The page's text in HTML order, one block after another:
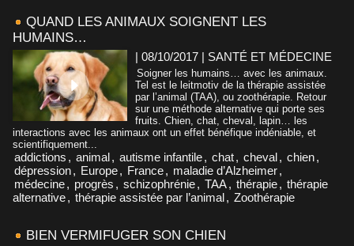
QUAND LES ANIMAUX SOIGNENT LES
HUMAINS…
| 08/10/2017 | SANTÉ ET MÉDECINE
Soigner les humains… avec les animaux.
Tel est le leitmotiv de la thérapie assistée
par l’animal (TAA), ou zoothérapie. Retour
sur une méthode alternative qui porte ses
fruits. Chien, chat, cheval, lapin… les
interactions avec les animaux ont un effet bénéfique indéniable, et
scientifiquement...
addictions , animal, autisme infantile, chat, cheval, chien,
dépression, Europe, France, maladie d’Alzheimer,
médecine, progrès , schizophrénie, TAA, thérapie, thérapie
alternative, thérapie assistée par l’animal, Zoothérapie
BIEN VERMIFUGER SON CHIEN